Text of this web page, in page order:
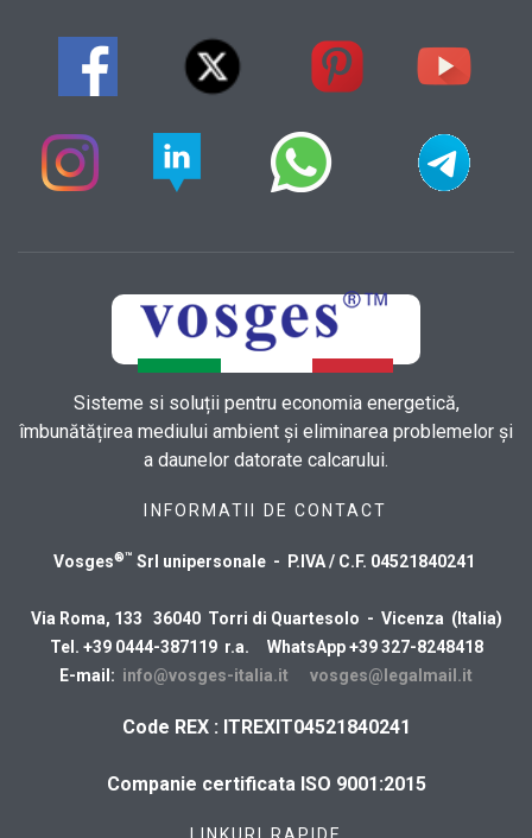
Sisteme si soluții pentru economia energetică,
îmbunătățirea mediului ambient și eliminarea problemelor și
a daunelor datorate calcarului.
INFORMATII DE CONTACT
Vosges®™ Srl unipersonale - P.IVA / C.F. 04521840241
Via Roma, 133 36040 Torri di Quartesolo - Vicenza (Italia)
Tel. +39 0444-387119 r.a. WhatsApp +39 327-8248418
E-mail: info@vosges-italia.it vosges@legalmail.it
Code REX : ITREXIT04521840241
Companie certificata ISO 9001:2015